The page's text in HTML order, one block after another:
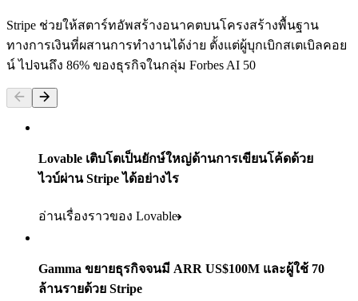
160
ประเทศ
มากกว่า
ผลิตภัณฑ์ที่ใช้
แบรนด์ผู้บริโภคในพอร์ตโฟลิโอผู้ค้าปลีก
นักช้อป
Stripe ช่วยให้สตาร์ทอัพสร้างอนาคตบนโครงสร้างพื้นฐาน
ทางการเงินที่ผสานการทำงานได้ง่าย ตั้งแต่ผู้บุกเบิกสเตเบิลคอย
น์ ไปจนถึง 86% ของธุรกิจในกลุ่ม Forbes AI 50
Lovable เติบโตเป็นยักษ์ใหญ่ด้านการเขียนโค้ดด้วย
ไวบ์ผ่าน Stripe ได้อย่างไร
อ่านเรื่องราวของ Lovable
Gamma ขยายธุรกิจจนมี ARR US$100M และผู้ใช้ 70
ล้านรายด้วย Stripe